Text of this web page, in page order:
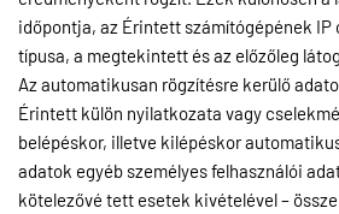
időpontja, az Érintett számítógépének IP
típusa, a megtekintett és az előzőleg
Az automatikusan rögzítésre kerülő
Érintett külön nyilatkozata vagy
belépéskor, illetve kilépéskor
adatok egyéb személyes felhasználói
kötelezővé tett esetek kivételével –